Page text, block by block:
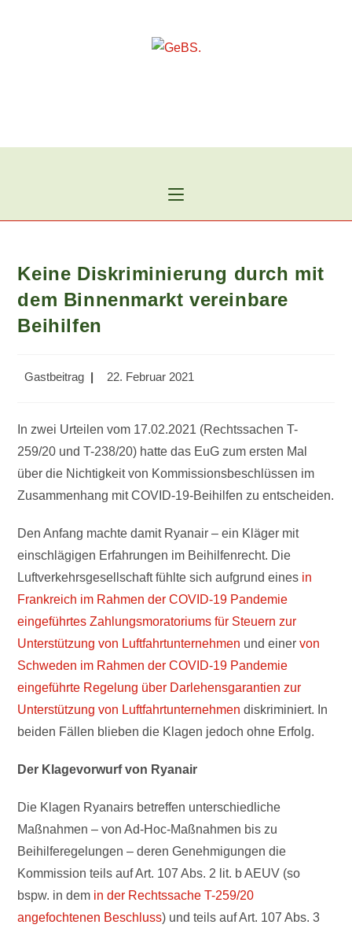
Keine Diskriminierung durch mit
dem Binnenmarkt vereinbare
Beihilfen
Beitrags-
Gastbeitrag
Beitrag
22. Februar 2021
In zwei Urteilen vom 17.02.2021 (Rechtssachen T-
259/20 und T-238/20) hatte das EuG zum ersten Mal
über die Nichtigkeit von Kommissionsbeschlüssen im
Zusammenhang mit COVID-19-Beihilfen zu entscheiden.
Den Anfang machte damit Ryanair – ein Kläger mit
einschlägigen Erfahrungen im Beihilfenrecht. Die
Luftverkehrsgesellschaft fühlte sich aufgrund eines in
Frankreich im Rahmen der COVID-19 Pandemie
eingeführtes Zahlungsmoratoriums für Steuern zur
Unterstützung von Luftfahrtunternehmen und einervon
Schweden im Rahmen der COVID-19 Pandemie
eingeführte Regelung über Darlehensgarantien zur
Unterstützung von Luftfahrtunternehmen diskriminiert. In
beiden Fällen blieben die Klagen jedoch ohne Erfolg.
Der Klagevorwurf von Ryanair
Die Klagen Ryanairs betreffen unterschiedliche
Maßnahmen – von Ad-Hoc-Maßnahmen bis zu
Beihilferegelungen – deren Genehmigungen die
Kommission teils auf Art. 107 Abs. 2 lit. b AEUV (so
bspw. in dem in der Rechtssache T-259/20
angefochtenen Beschluss) und teils auf Art. 107 Abs. 3